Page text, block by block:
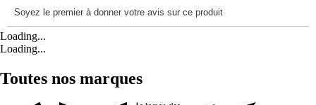
Loading...
Loading...
Toutes nos marques